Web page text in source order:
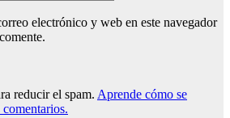
electrónico y web en este navegador
reducir el spam. Aprende cómo se